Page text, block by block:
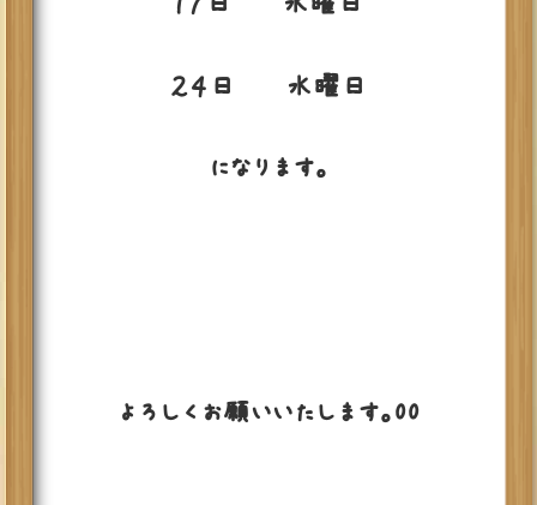
２４日 水曜日
になります。
よろしくお願いいたします。00